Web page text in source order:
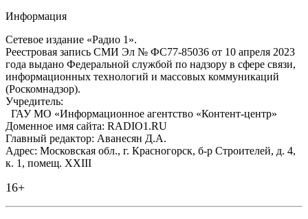
Информация
Сетевое издание «Радио 1».
Реестровая запись СМИ Эл № ФС77-85036 от 10 апреля 2023
года выдано Федеральной службой по надзору в сфере связи,
информационных технологий и массовых коммуникаций
(Роскомнадзор).
Учредитель:
ГАУ МО «Информационное агентство «Контент-центр»
Доменное имя сайта: RADIO1.RU
Главный редактор: Аванесян Д.А.
Адрес: Московская обл., г. Красногорск, б-р Строителей, д. 4,
к. 1, помещ. XXIII
16+